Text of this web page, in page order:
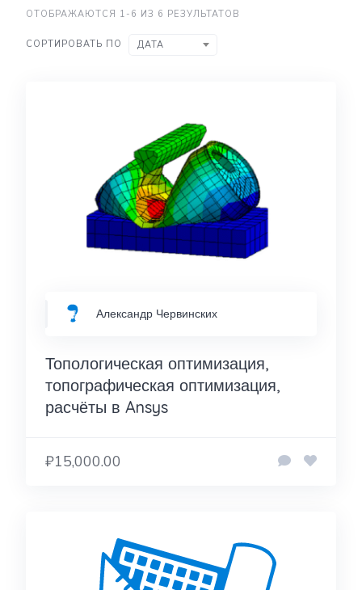
ОТОБРАЖАЮТСЯ 1-6 ИЗ 6 РЕЗУЛЬТАТОВ
СОРТИРОВАТЬ ПО ДАТА
Александр Червинских
Топологическая оптимизация,
топографическая оптимизация,
расчёты в Ansys
₽15,000.00